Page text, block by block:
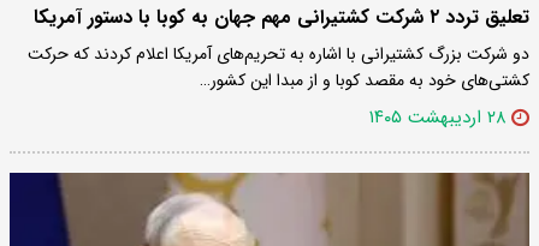
تعلیق تردد ۲ شرکت کشتیرانی مهم جهان به کوبا با دستور آمریکا
دو شرکت بزرگ کشتیرانی با اشاره به تحریم‌های آمریکا اعلام کردند که حرکت
کشتی‌های خود به مقصد کوبا و از مبدا این کشور…
۲۸ اردیبهشت ۱۴۰۵